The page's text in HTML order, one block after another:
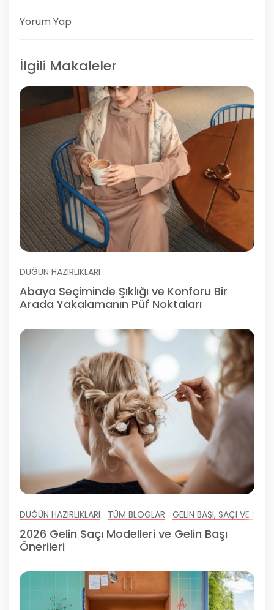
Yorum Yap
İlgili Makaleler
DÜĞÜN HAZIRLIKLARI
Abaya Seçiminde Şıklığı ve Konforu Bir
Arada Yakalamanın Püf Noktaları
DÜĞÜN HAZIRLIKLARI TÜM BLOGLAR GELIN BAŞI, SAÇI VE
2026 Gelin Saçı Modelleri ve Gelin Başı
Önerileri